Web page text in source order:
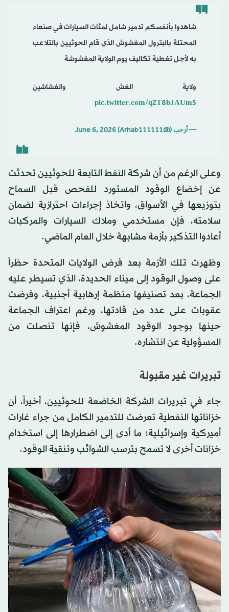
شاهدوا بأنفسكم تدمير شامل لمئات السيارات في صنعاء
المحتلة بالبترول المغشوش الذي قام الحوثيين بالتلاعب
به لأجل تغطية تكاليف يوم الولاية المغشوشة
ولاية الغش والغشاشين
pic.twitter.com/q2T8bJAUm5
— أرحب (@Arhab111111) June 6, 2026
وعلى الرغم من أن شركة النفط التابعة للحوثيين تحدثت
عن إخضاع الوقود المستورد للفحص قبل السماح
بتوزيعها في الأسواق، واتخاذ إجراءات احترازية لضمان
سلامته، فإن مستخدمي وملاك السيارات والمركبات
أعادوا التذكير بأزمة مشابهة خلال العام الماضي.
وظهرت تلك الأزمة بعد فرض الولايات المتحدة حظراً
على وصول الوقود إلى ميناء الحديدة، الذي تسيطر عليه
الجماعة، بعد تصنيفها منظمة إرهابية أجنبية، وفرضت
عقوبات على عدد من قادتها، ورغم اعتراف الجماعة
حينها بوجود الوقود المغشوش، فإنها تنصلت من
المسؤولية عن انتشاره.
تبريرات غير مقبولة
جاء في تبريرات الشركة الخاضعة للحوثيين، أخيراً، أن
خزاناتها النفطية تعرضت للتدمير الكامل من جراء غارات
أميركية وإسرائيلية؛ ما أدى إلى اضطرارها إلى استخدام
خزانات أخرى لا تسمح بترسب الشوائب وتنقية الوقود.